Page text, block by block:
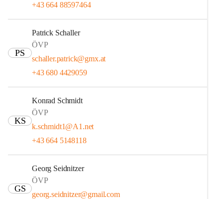
+43 664 88597464
PS
Patrick Schaller
ÖVP
schaller.patrick@gmx.at
+43 680 4429059
KS
Konrad Schmidt
ÖVP
k.schmidt1@A1.net
+43 664 5148118
GS
Georg Seidnitzer
ÖVP
georg.seidnitzer@gmail.com